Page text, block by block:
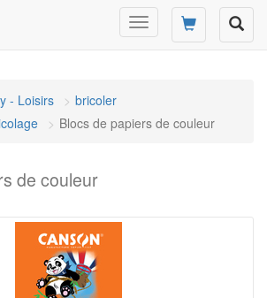
Changer
mode
- Loisirs
bricoler
Blocs de papiers de couleur
de couleur